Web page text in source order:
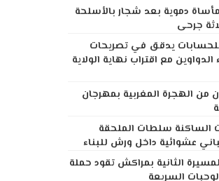
دموية بعد شجار بالأسلحة
جرحى
يدقق في تصريحات
مع اقتراب نهاية الولاية
من الهجرة المغربية بمهرجان
الساكنة سلطات الملحقة
عشوائية داخل ورش للبناء
الثانية بمراكش تقود حملة
السريعة